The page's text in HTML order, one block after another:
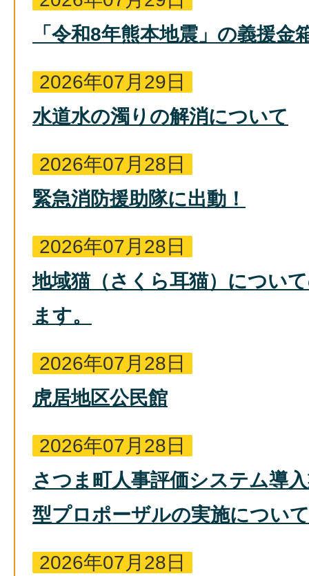
「令和8年熊本地震」の義援金
2026年07月29日
水道水の濁りの解消について
2026年07月28日
緊急消防援助隊に出動！
2026年07月28日
地域猫（さくら耳猫）につい
ます。
2026年07月28日
虎居地区公民館
2026年07月28日
さつま町人事評価システム導
型プロポーザルの実施について
2026年07月28日